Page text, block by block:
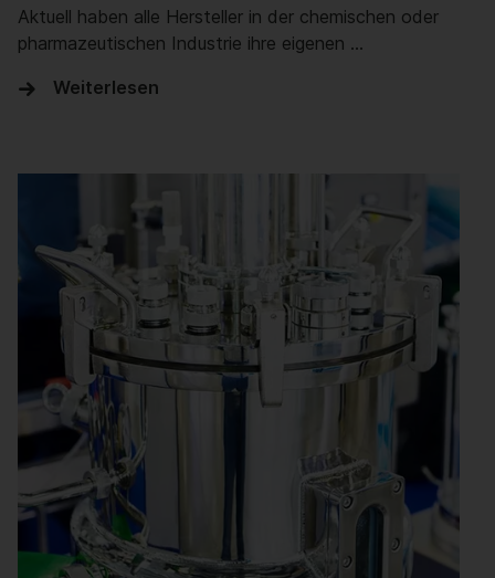
Aktuell haben alle Hersteller in der chemischen oder
pharmazeutischen Industrie ihre eigenen …
Weiterlesen